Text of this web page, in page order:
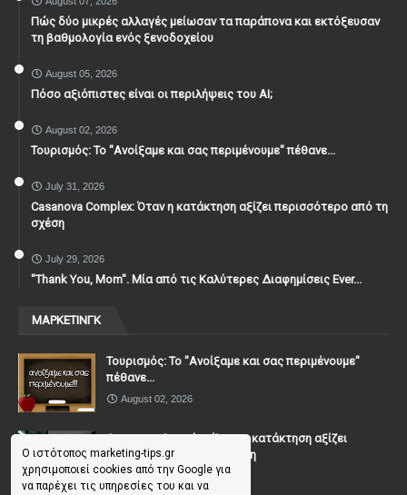
Ο ιστότοπος marketing-tips.gr
χρησιμοποιεί cookies από την Google για
να παρέχει τις υπηρεσίες του και να
Πώς δύο μικρές αλλαγές μείωσαν τα παράπονα και εκτόξευσαν
τη βαθμολογία ενός ξενοδοχείου
August 05, 2026
Πόσο αξιόπιστες είναι οι περιλήψεις του ΑΙ;
August 02, 2026
Τουρισμός: Το "Ανοίξαμε και σας περιμένουμε" πέθανε...
July 31, 2026
Casanova Complex: Όταν η κατάκτηση αξίζει περισσότερο από τη
σχέση
July 29, 2026
"Thank You, Mοm". Μία από τις Καλύτερες Διαφημίσεις Ever...
ΜΑΡΚΕΤΙΝΓΚ
Τουρισμός: Το "Ανοίξαμε και σας περιμένουμε"
πέθανε...
August 02, 2026
Casanova Complex: Όταν η κατάκτηση αξίζει
περισσότερο από τη σχέση
July 31, 2026